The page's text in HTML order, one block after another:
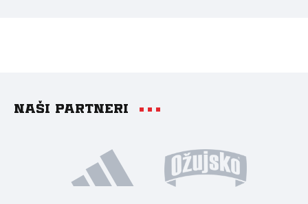
Naši partneri